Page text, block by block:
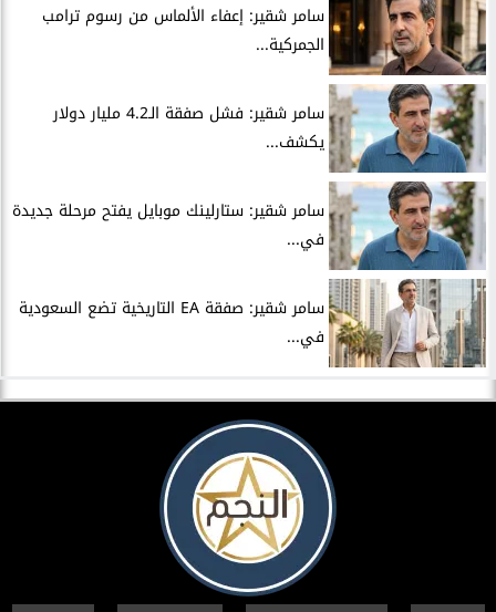
سامر شقير: إعفاء الألماس من رسوم ترامب
الجمركية...
سامر شقير: فشل صفقة الـ4.2 مليار دولار
يكشف...
سامر شقير: ستارلينك موبايل يفتح مرحلة جديدة
في...
سامر شقير: صفقة EA التاريخية تضع السعودية
في...